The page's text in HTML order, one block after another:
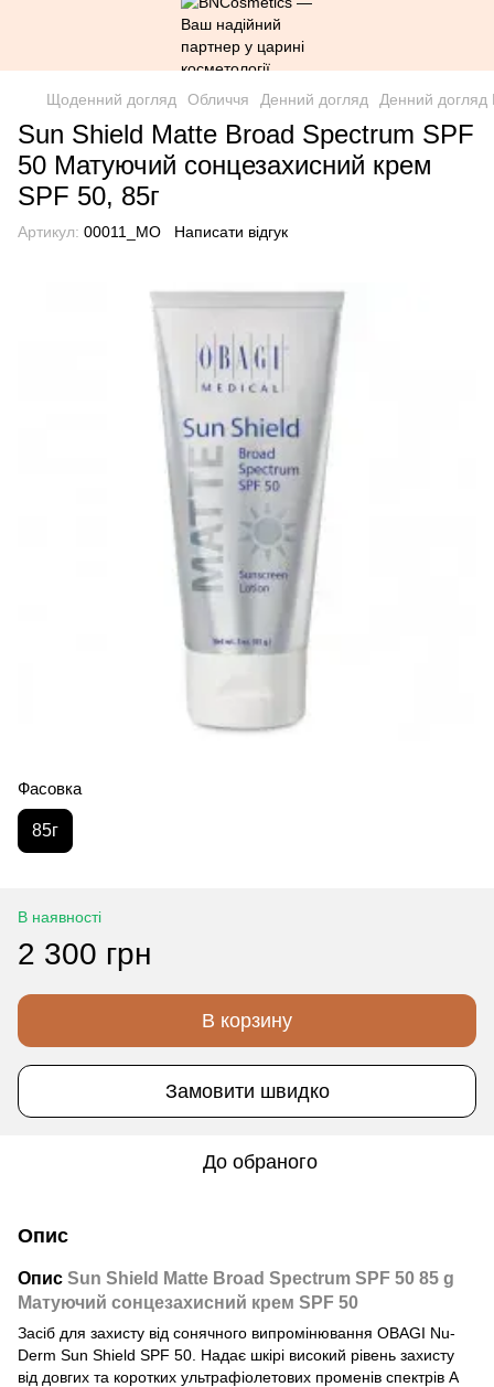
Щоденний догляд Обличчя Денний догляд Денний догляд
Sun Shield Matte Broad Spectrum SPF
50 Матуючий сонцезахисний крем
SPF 50, 85г
Артикул: 00011_MO Написати відгук
Фасовка
85г
В наявності
2 300 грн
В корзину
Замовити швидко
До обраного
Опис
Опис Sun Shield Matte Broad Spectrum SPF 50 85 g
Матуючий сонцезахисний крем SPF 50
Засіб для захисту від сонячного випромінювання OBAGI Nu-
Derm Sun Shield SPF 50. Надає шкірі високий рівень захисту
від довгих та коротких ультрафіолетових променів спектрів А